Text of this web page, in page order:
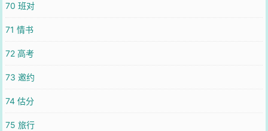
70 班对
71 情书
72 高考
73 邀约
74 估分
75 旅行